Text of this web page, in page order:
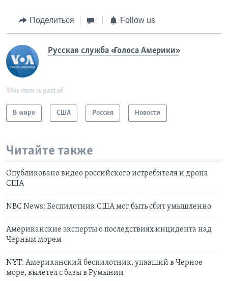
Поделиться Follow us
Русская служба «Голоса Америки»
This item is part of
В мире США Россия Новости
Читайте также
Опубликовано видео российского истребителя и дрона
США
NBC News: Беспилотник США мог быть сбит умышленно
Американские эксперты о последствиях инцидента над
Черным морем
NYT: Американский беспилотник, упавший в Черное
море, вылетел с базы в Румынии